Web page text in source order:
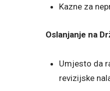
Kazne za
Oslanjanje na
Umjesto da
revizijske